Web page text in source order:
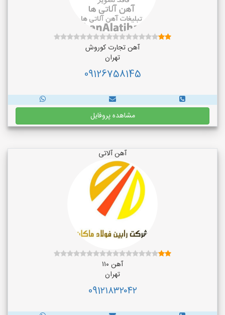
آهن تجارت کوروش
تهران
09126758145
مشاهده پروفایل
آهن آلاتی
آهن ۱۱۰
تهران
091۲۱۸۳۲۰۴۲